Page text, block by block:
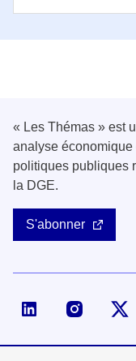
« Les Thémas » est
analyse
politiques publiques
la DGE.
S'abonner
Page LinkedIn